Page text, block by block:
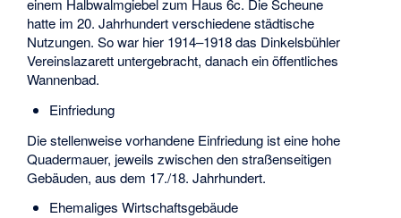
einem Halbwalmgiebel zum Haus 6c. Die Scheune
hatte im 20. Jahrhundert verschiedene städtische
Nutzungen. So war hier 1914–1918 das Dinkelsbühler
Vereinslazarett untergebracht, danach ein öffentliches
Wannenbad.
Einfriedung
Die stellenweise vorhandene Einfriedung ist eine hohe
Quadermauer, jeweils zwischen den straßenseitigen
Gebäuden, aus dem 17./18. Jahrhundert.
Ehemaliges Wirtschaftsgebäude